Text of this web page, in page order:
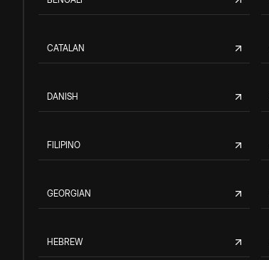
CATALAN
DANISH
FILIPINO
GEORGIAN
HEBREW